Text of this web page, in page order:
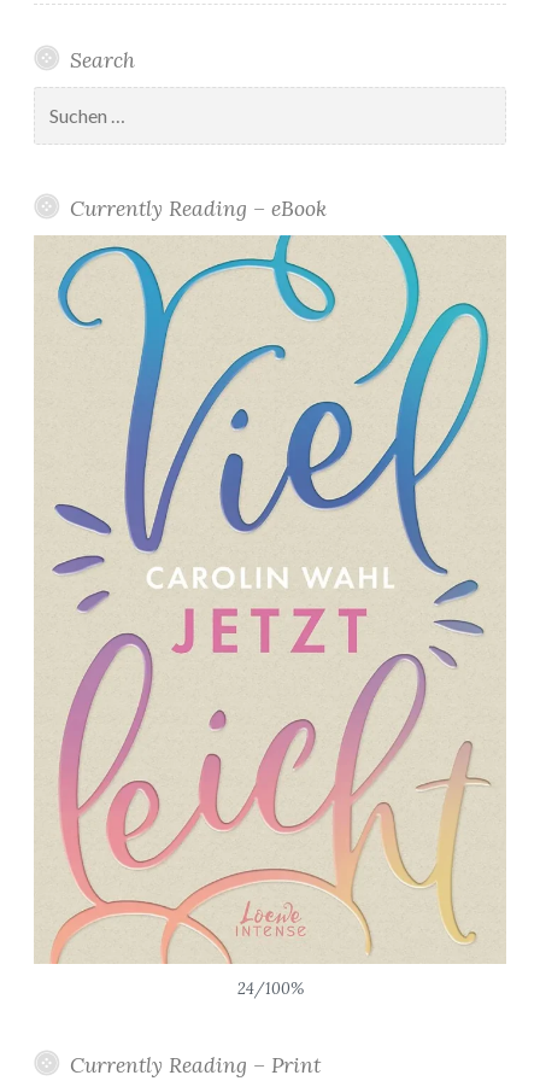
Search
nach:
Currently Reading – eBook
24/100%
Currently Reading – Print